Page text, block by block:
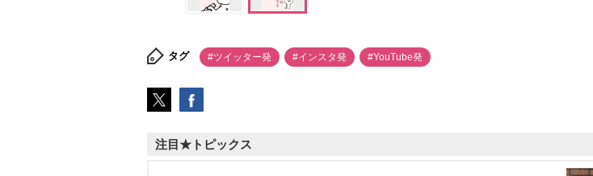
タグ #ツイッター発 #インスタ発 #YouTube発
注目★トピックス